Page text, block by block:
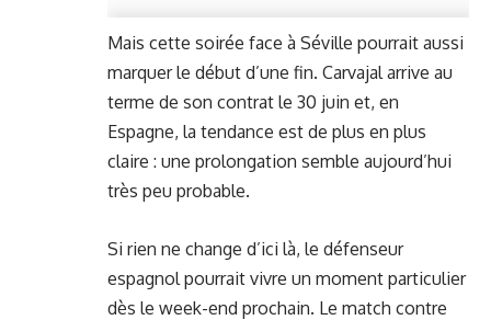
Mais cette soirée face à Séville pourrait aussi
marquer le début d’une fin. Carvajal arrive au
terme de son contrat le 30 juin et, en
Espagne, la tendance est de plus en plus
claire : une prolongation semble aujourd’hui
très peu probable.
Si rien ne change d’ici là, le défenseur
espagnol pourrait vivre un moment particulier
dès le week-end prochain. Le match contre